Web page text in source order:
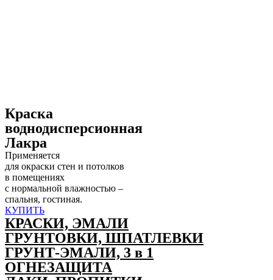
Краска
воднодисперсионная
Лакра
Применяется
для окраски стен и потолков
в помещениях
с нормальной влажностью –
спальня, гостиная.
КУПИТЬ
КРАСКИ, ЭМАЛИ
ГРУНТОВКИ, ШПАТЛЕВКИ
ГРУНТ-ЭМАЛИ, 3 в 1
ОГНЕЗАЩИТА